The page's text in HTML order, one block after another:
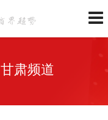
甘肃频道